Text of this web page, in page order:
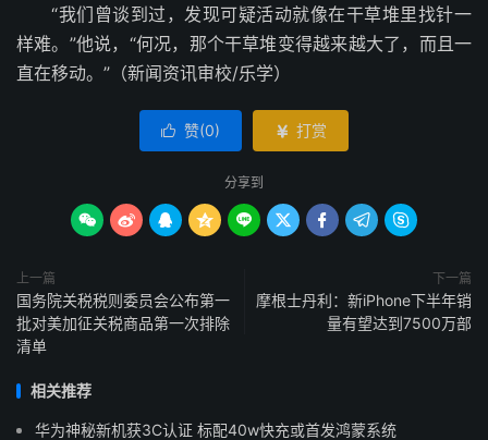
“我们曾谈到过，发现可疑活动就像在干草堆里找针一
样难。”他说，“何况，那个干草堆变得越来越大了，而且一
直在移动。”（新闻资讯审校/乐学）
 赞(0)  打赏
分享到
        
上一篇
国务院关税税则委员会公布第一
批对美加征关税商品第一次排除
清单
下一篇
摩根士丹利：新iPhone下半年销
量有望达到7500万部
相关推荐
华为神秘新机获3C认证 标配40w快充或首发鸿蒙系统